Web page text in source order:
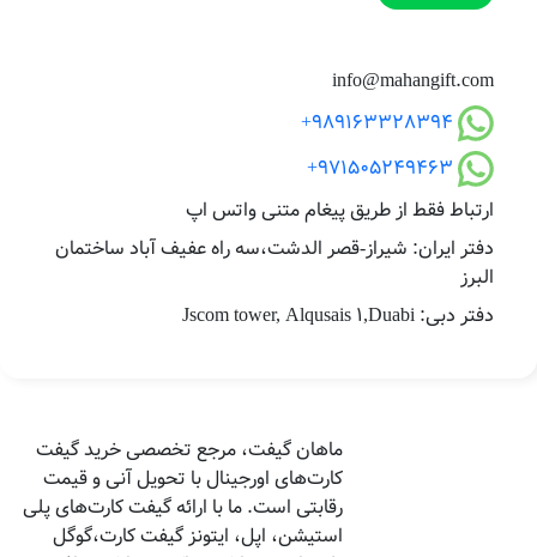
info@mahangift.com
989163328394+
971505249463+
ارتباط فقط از طریق پیغام متنی واتس اپ
دفتر ایران: شیراز-قصر الدشت،سه راه عفیف آباد ساختمان
البرز
دفتر دبی: Jscom tower, Alqusais 1,Duabi
ماهان گیفت، مرجع تخصصی خرید گیفت
کارت‌های اورجینال با تحویل آنی و قیمت
رقابتی است. ما با ارائه گیفت کارت‌های پلی
استیشن، اپل، ایتونز گیفت کارت،گوگل